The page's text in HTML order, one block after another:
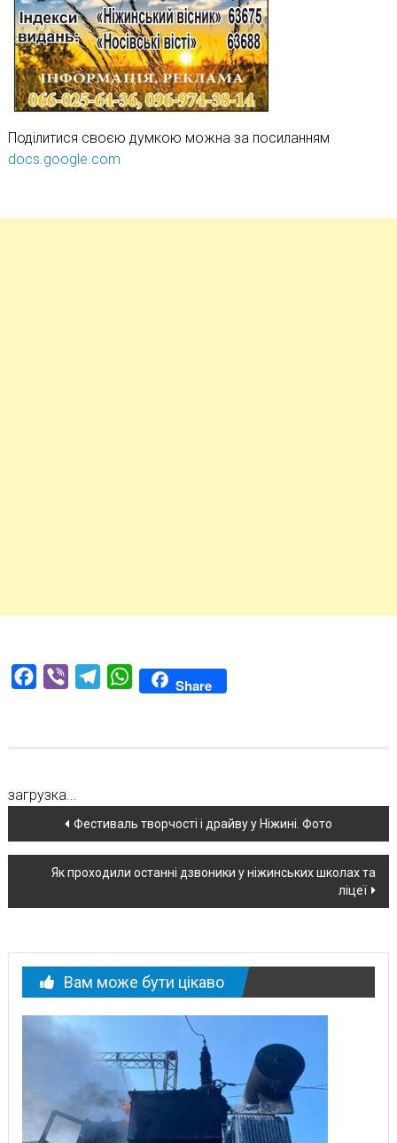
Поділитися своєю думкою можна за посиланням
docs.google.com
Facebook
Viber TelegramWhatsAppShare
загрузка...
Навігація
по
новині
Фестиваль творчості і драйву у Ніжині. Фото
Як проходили останні дзвоники у ніжинських школах та
ліцеї
Вам може бути цікаво